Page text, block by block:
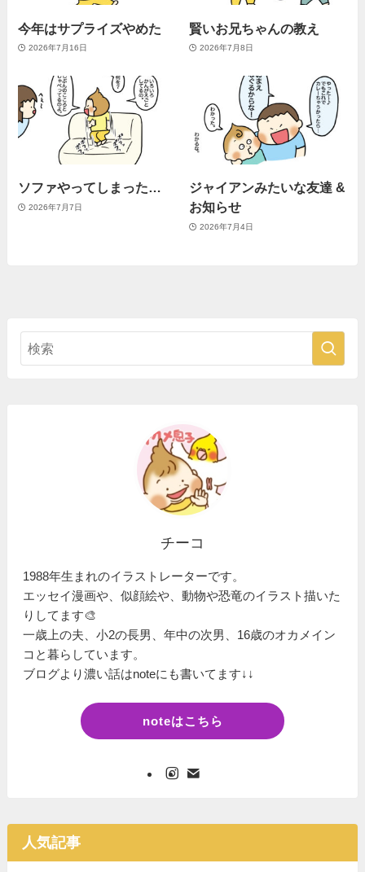
今年はサプライズやめた
2026年7月16日
賢いお兄ちゃんの教え
2026年7月8日
ソファやってしまった…
2026年7月7日
ジャイアンみたいな友達 &
お知らせ
2026年7月4日
チーコ
1988年生まれのイラストレーターです。
エッセイ漫画や、似顔絵や、動物や恐竜のイラスト描いた
りしてます🎨
一歳上の夫、小2の長男、年中の次男、16歳のオカメイン
コと暮らしています。
ブログより濃い話はnoteにも書いてます↓↓
noteはこちら
人気記事